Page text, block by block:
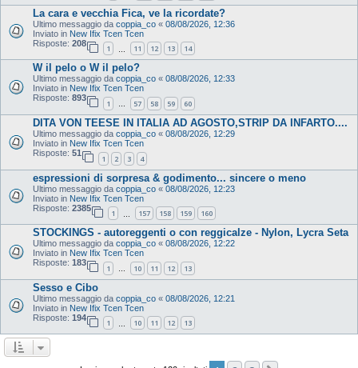
La cara e vecchia Fica, ve la ricordate?
Ultimo messaggio da coppia_co « 08/08/2026, 12:36
Inviato in New Ifix Tcen Tcen
Risposte: 208
1 11 12 13 14
W il pelo o W il pelo?
Ultimo messaggio da coppia_co « 08/08/2026, 12:33
Inviato in New Ifix Tcen Tcen
Risposte: 893
1 … 57 58 59 60
DITA VON TEESE IN ITALIA AD AGOSTO,STRIP DA INFARTO....
Ultimo messaggio da coppia_co « 08/08/2026, 12:29
Inviato in New Ifix Tcen Tcen
Risposte: 51
1 2 3 4
espressioni di sorpresa & godimento... sincere o meno
Ultimo messaggio da coppia_co « 08/08/2026, 12:23
Inviato in New Ifix Tcen Tcen
Risposte: 2385
1 157 158 159 160
STOCKINGS - autoreggenti o con reggicalze - Nylon, Lycra Seta
Ultimo messaggio da coppia_co « 08/08/2026, 12:22
Inviato in New Ifix Tcen Tcen
Risposte: 183
1 … 10 11 12 13
Sesso e Cibo
Ultimo messaggio da coppia_co « 08/08/2026, 12:21
Inviato in New Ifix Tcen Tcen
Risposte: 194
1 10 11 12 13